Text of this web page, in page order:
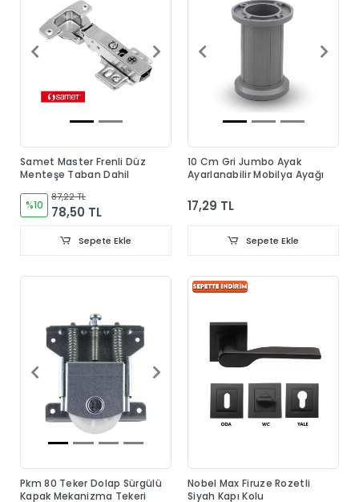
Samet Master Frenli Düz
Menteşe Taban Dahil
%10
87,22 TL
78,50 TL
Sepete Ekle
10 Cm Gri Jumbo Ayak
Ayarlanabilir Mobilya Ayağı
17,29 TL
Sepete Ekle
Pkm 80 Teker Dolap Sürgülü
Kapak Mekanizma Tekeri
Nobel Max Firuze Rozetli
Siyah Kapı Kolu